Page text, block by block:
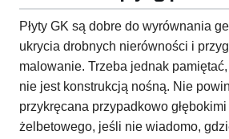
Płyty GK są dobre do wyrównania
ukrycia drobnych nierówności i
malowanie. Trzeba jednak
nie jest konstrukcją nośną. Nie
przykręcana przypadkowo
żelbetowego, jeśli nie wiadomo,